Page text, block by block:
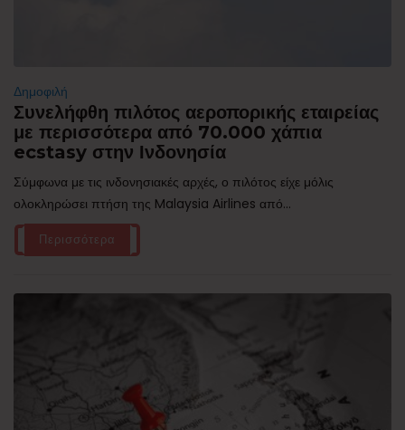
Δημοφιλή
Συνελήφθη πιλότος αεροπορικής εταιρείας
με περισσότερα από 70.000 χάπια
ecstasy στην Ινδονησία
Σύμφωνα με τις ινδονησιακές αρχές, ο πιλότος είχε μόλις
ολοκληρώσει πτήση της Malaysia Airlines από...
Περισσότερα